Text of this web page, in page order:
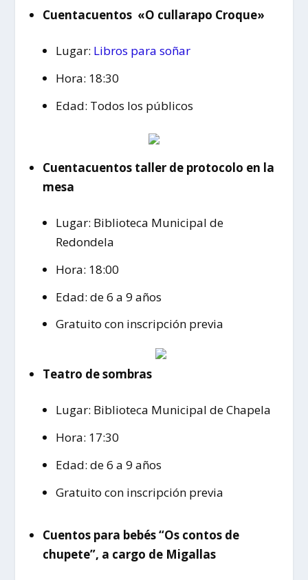
Cuentacuentos «O cullarapo Croque»
Lugar: Libros para soñar
Hora: 18:30
Edad: Todos los públicos
Cuentacuentos taller de protocolo en la
mesa
Lugar: Biblioteca Municipal de
Redondela
Hora: 18:00
Edad: de 6 a 9 años
Gratuito con inscripción previa
Teatro de sombras
Lugar: Biblioteca Municipal de Chapela
Hora: 17:30
Edad: de 6 a 9 años
Gratuito con inscripción previa
Cuentos para bebés “Os contos de
chupete”, a cargo de Migallas